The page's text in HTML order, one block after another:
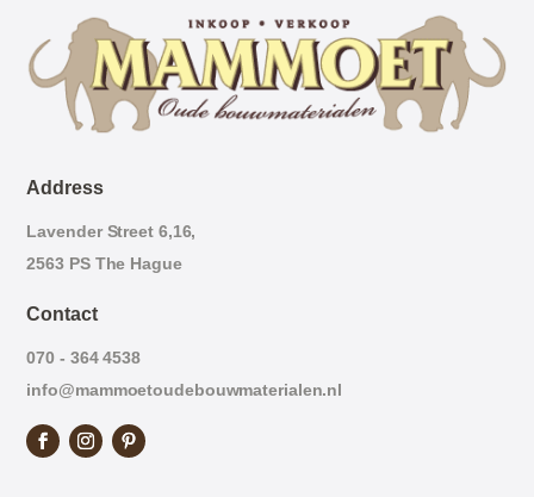
Address
Lavender Street 6,16,
2563 PS The Hague
Contact
070 - 364 4538
info@mammoetoudebouwmaterialen.nl